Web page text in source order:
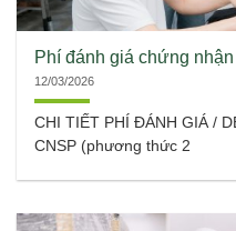
Phí đánh giá chứng
12/03/2026
CHI TIẾT PHÍ ĐÁNH GIÁ /
CNSP (phương thức 2